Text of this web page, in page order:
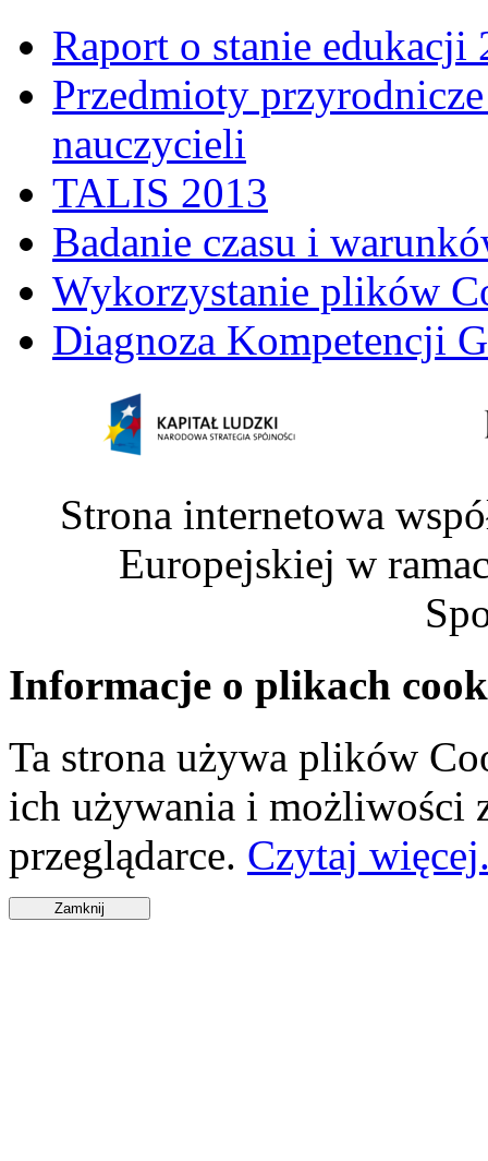
Raport o stanie edukacji
Przedmioty
nauczycieli
TALIS 2013
Badanie czasu i
Wykorzystanie plików
Diagnoza Kompetencji
Strona internetowa
Europejskiej w
Informacje o plikach
Ta strona używa plików
ich używania i możliwości
przeglądarce. Czytaj